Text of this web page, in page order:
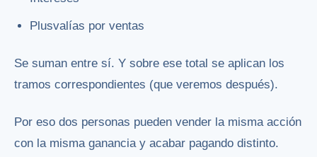
Plusvalías por ventas
Se suman entre sí. Y sobre ese total se aplican los
tramos correspondientes (que veremos después).
Por eso dos personas pueden vender la misma acción
con la misma ganancia y acabar pagando distinto.